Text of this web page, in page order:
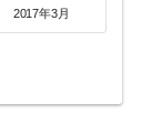
2017年3月